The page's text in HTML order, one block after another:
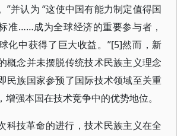
”并认为 “这使中国有能力制定值得国
准……成为全球经济的重要参与者，
化中获得了巨大收益。”[5]然而，新
概念并未摆脱传统技术民族主义理念
民族国家参预了国际技术领域至关重
增强本国在技术竞争中的优势地位。
科技革命的进行，技术民族主义在全